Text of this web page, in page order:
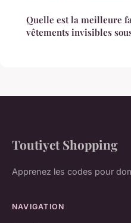
Quelle est la meilleure
vêtements invisibles
Toutiyet Shopping
Apprenez les codes pour
NAVIGATION